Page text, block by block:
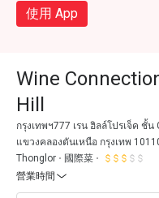
使用 App
Wine
Hill
กรุงเทพฯ777 เรน ฮิลล์โปรเจ็ค ชั้
แขวงคลองตันเหนือ กรุงเทพ
Thonglor
國際菜
營業時間